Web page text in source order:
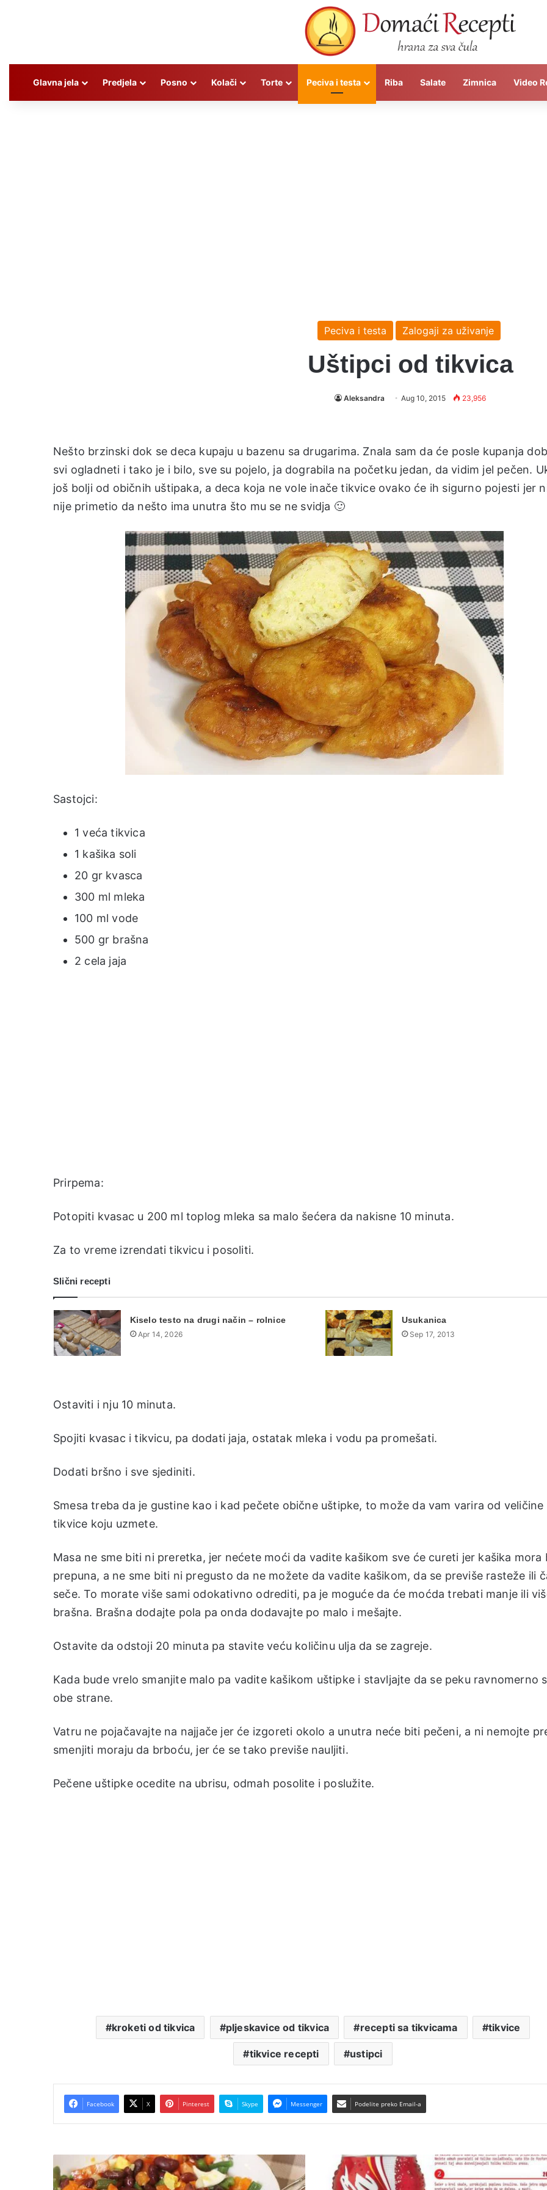
Glavna jela Predjela Posno Kolači Torte Peciva i testa Riba Salate Zimnica Video
Peciva i testa Zalogaji za uživanje
Uštipci od tikvica
Aleksandra Aug 10, 2015 23,956
Nešto brzinski dok se deca kupaju u bazenu sa drugarima. Znala sam da će posle kupanja
svi ogladneti i tako je i bilo, sve su pojelo, ja dograbila na početku jedan, da vidim jel pečen.
još bolji od običnih uštipaka, a deca koja ne vole inače tikvice ovako će ih sigurno pojesti jer
nije primetio da nešto ima unutra što mu se ne svidja 🙂
Sastojci:
1 veća tikvica
1 kašika soli
20 gr kvasca
300 ml mleka
100 ml vode
500 gr brašna
2 cela jaja
Prirpema:
Potopiti kvasac u 200 ml toplog mleka sa malo šećera da nakisne 10 minuta.
Za to vreme izrendati tikvicu i posoliti.
Slični recepti
Kiselo testo na drugi način – rolnice
Apr 14, 2026
Usukanica
Sep 17, 2013
Ostaviti i nju 10 minuta.
Spojiti kvasac i tikvicu, pa dodati jaja, ostatak mleka i vodu pa promešati.
Dodati bršno i sve sjediniti.
Smesa treba da je gustine kao i kad pečete obične uštipke, to može da vam varira od veličine
tikvice koju uzmete.
Masa ne sme biti ni preretka, jer nećete moći da vadite kašikom sve će cureti jer kašika mora
prepuna, a ne sme biti ni pregusto da ne možete da vadite kašikom, da se previše rasteže ili
seče. To morate više sami odokativno odrediti, pa je moguće da će moćda trebati manje ili
brašna. Brašna dodajte pola pa onda dodavajte po malo i mešajte.
Ostavite da odstoji 20 minuta pa stavite veću količinu ulja da se zagreje.
Kada bude vrelo smanjite malo pa vadite kašikom uštipke i stavljajte da se peku ravnomerno
obe strane.
Vatru ne pojačavajte na najjače jer će izgoreti okolo a unutra neće biti pečeni, a ni nemojte
smenjiti moraju da brboću, jer će se tako previše nauljiti.
Pečene uštipke ocedite na ubrisu, odmah posolite i poslužite.
kroketi od tikvica pljeskavice od tikvica recepti sa tikvicama tikvice
tikvice recepti ustipci
Facebook X Pinterest Skype Messenger Podelite preko Email-a
sa
pasuljem
jedna
Coca-